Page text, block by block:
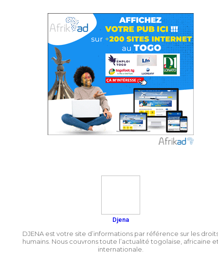
Djena
DJENA est votre site d’informations par référence sur les
humains. Nous couvrons toute l’actualité togolaise, africaine
internationale.